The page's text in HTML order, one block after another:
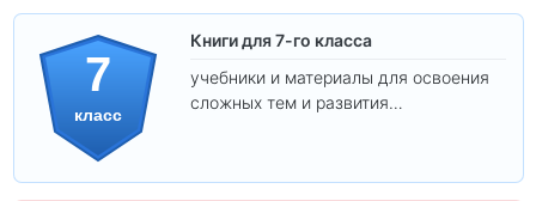
7
класс
Книги для 7-го класса
учебники и материалы для освоения
сложных тем и развития